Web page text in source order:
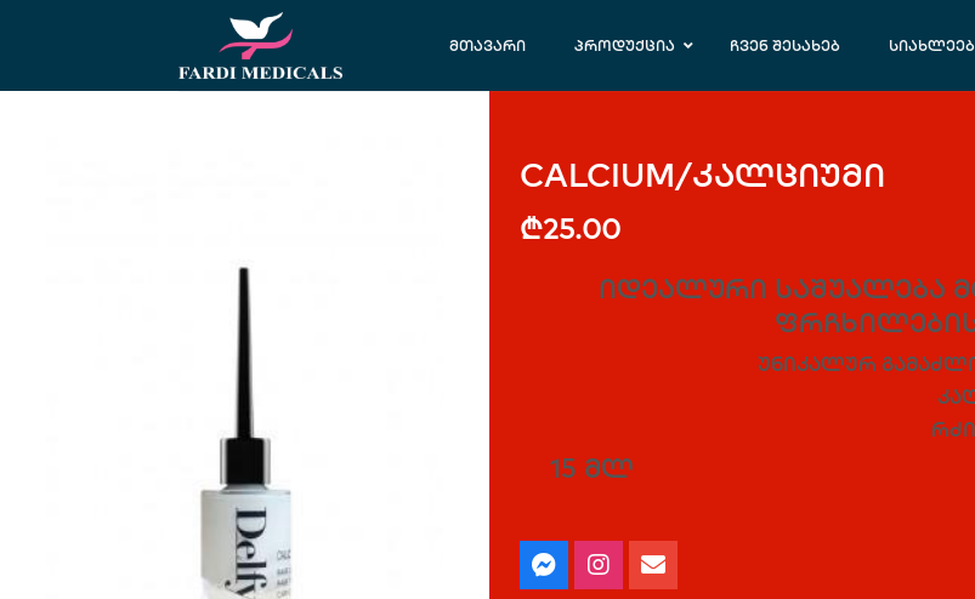
მთავარი პროდუქცია ჩვენ შესახებ
CALCIUM/კალციუმი
₾25.00
იდეალური საშუალება
უნიკალურ
15 მლ